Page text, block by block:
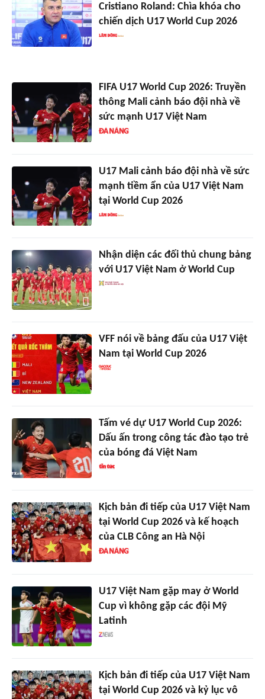
Cristiano Roland: Chìa khóa cho
chiến dịch U17 World Cup 2026
FIFA U17 World Cup 2026: Truyền
thông Mali cảnh báo đội nhà về
sức mạnh U17 Việt Nam
U17 Mali cảnh báo đội nhà về sức
mạnh tiềm ẩn của U17 Việt Nam
tại World Cup 2026
Nhận diện các đối thủ chung bảng
với U17 Việt Nam ở World Cup
VFF nói về bảng đấu của U17 Việt
Nam tại World Cup 2026
Tấm vé dự U17 World Cup 2026:
Dấu ấn trong công tác đào tạo trẻ
của bóng đá Việt Nam
Kịch bản đi tiếp của U17 Việt Nam
tại World Cup 2026 và kế hoạch
của CLB Công an Hà Nội
U17 Việt Nam gặp may ở World
Cup vì không gặp các đội Mỹ
Latinh
Kịch bản đi tiếp của U17 Việt Nam
tại World Cup 2026 và kỷ lục vô